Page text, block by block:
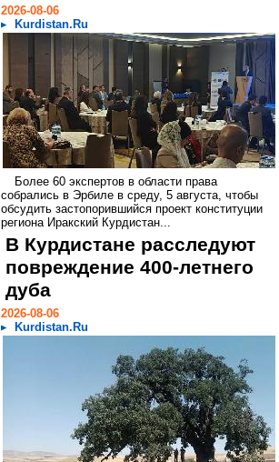
2026-08-06
Kurdistan.Ru
Более 60 экспертов в области права
собрались в Эрбиле в среду, 5 августа, чтобы
обсудить застопорившийся проект конституции
региона Иракский Курдистан...
В Курдистане расследуют
повреждение 400-летнего
дуба
2026-08-06
Kurdistan.Ru